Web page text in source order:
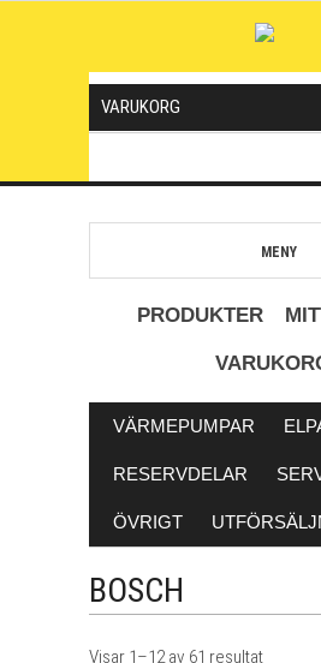
VARUKORG
MENY
PRODUKTER
VÄRMEPUMPAR
RESERVDELAR
ÖVRIGT
BOSCH
Visar 1–12 av 61 resultatSortera